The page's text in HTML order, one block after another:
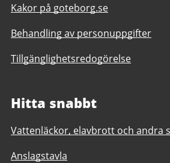
Kakor på goteborg.se
Behandling av personuppgifter
Tillgänglighetsredogörelse
Hitta snabbt
Vattenläckor, elavbrott och andra
Anslagstavla